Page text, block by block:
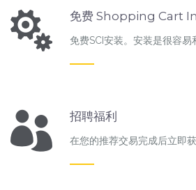
免费 Shopping Cart
免费SCI安装。安装是很容易
招聘福利
在您的推荐交易完成后立即